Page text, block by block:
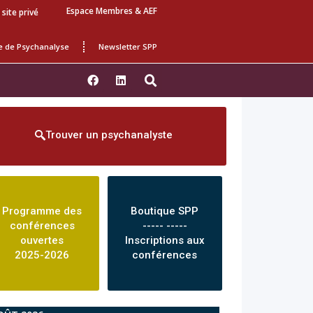
site privé Espace Membres & AEF
de Psychanalyse Newsletter SPP
Trouver un psychanalyste
Programme des
conférences
ouvertes
2025-2026
Boutique SPP
----- -----
Inscriptions aux
conférences